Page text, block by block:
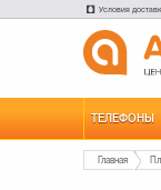
Условия
ТЕЛЕФОНЫ
Главная